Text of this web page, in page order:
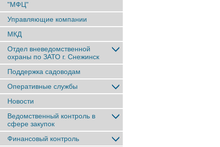
"МФЦ"
Управляющие компании
МКД
Отдел вневедомственной
охраны по ЗАТО г. Снежинск
Поддержка садоводам
Оперативные службы
Новости
Ведомственный контроль в
сфере закупок
Финансовый контроль